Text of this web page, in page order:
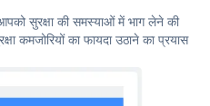
सुरक्षा की समस्याओं में भाग लेने की
कमजोरियों का फायदा उठाने का प्रयास